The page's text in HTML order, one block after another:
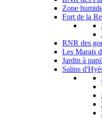
Zone
Fort de la
RNR des
Les Marais
Jardin à
Salins